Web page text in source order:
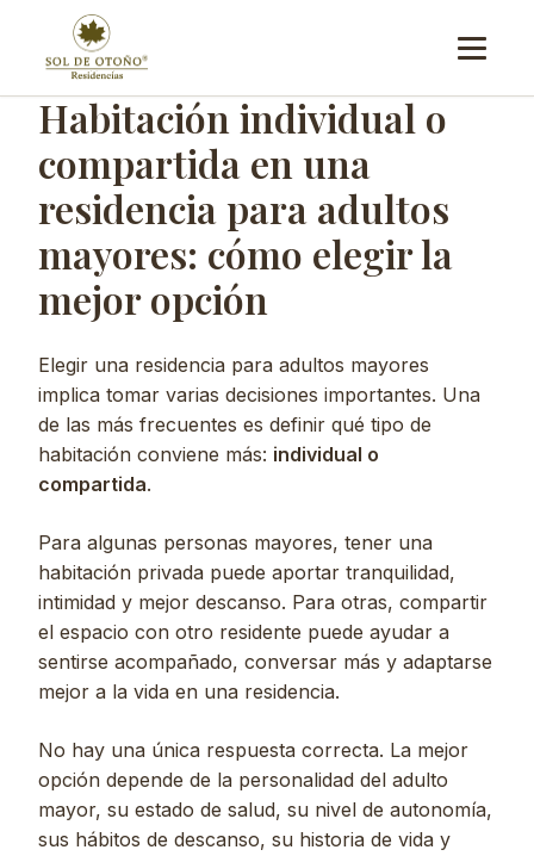
contenido
Menú
Habitación individual o
compartida en una
residencia para adultos
mayores: cómo elegir la
mejor opción
Elegir una residencia para adultos mayores
implica tomar varias decisiones importantes. Una
de las más frecuentes es definir qué tipo de
habitación conviene más: individual o
compartida.
Para algunas personas mayores, tener una
habitación privada puede aportar tranquilidad,
intimidad y mejor descanso. Para otras, compartir
el espacio con otro residente puede ayudar a
sentirse acompañado, conversar más y adaptarse
mejor a la vida en una residencia.
No hay una única respuesta correcta. La mejor
opción depende de la personalidad del adulto
mayor, su estado de salud, su nivel de autonomía,
sus hábitos de descanso, su historia de vida y